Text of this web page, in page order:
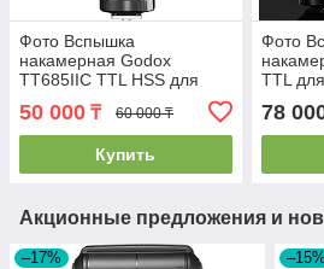
Фото Вспышка
накамерная Godox
TT685IIС TTL HSS для
50 000 ₸ 60 000 ₸
Купить
Фото
TTL
78
Акционные предложения и
–17% –15%